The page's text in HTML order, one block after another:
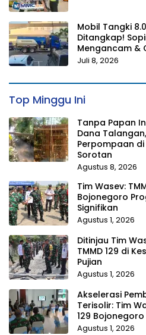
Mobil Tangki
Ditangkap!
Mengancam &
Juli 8, 2026
Top Minggu Ini
Tanpa Papan
Dana
Perpompaan
Sorotan
Agustus 8, 2026
Tim Wasev:
Bojonegoro
Signifikan
Agustus 1, 2026
Ditinjau Tim
TMMD 129 di
Pujian
Agustus 1, 2026
Akselerasi
Terisolir: Tim
129 Bojonegoro
Agustus 1, 2026